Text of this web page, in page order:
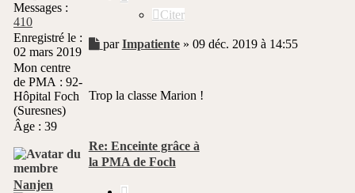
Citer
Message
parImpatiente» 09 déc. 2019 à 14:55
Trop la classe Marion !
Messages :
410
Enregistré le :
02 mars 2019
Mon centre
de PMA : 92-
Hôpital Foch
(Suresnes)
Âge : 39
Re: Enceinte grâce à
la PMA de Foch
Nanjen